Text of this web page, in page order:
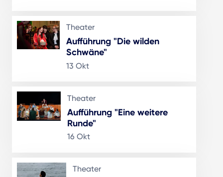
Theater
Aufführung "Die wilden
Schwäne"
13 Okt
Theater
Aufführung "Eine weitere
Runde"
16 Okt
Theater